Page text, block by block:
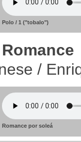
Polo / 1 ("tobalo")
/
Romance por soleá